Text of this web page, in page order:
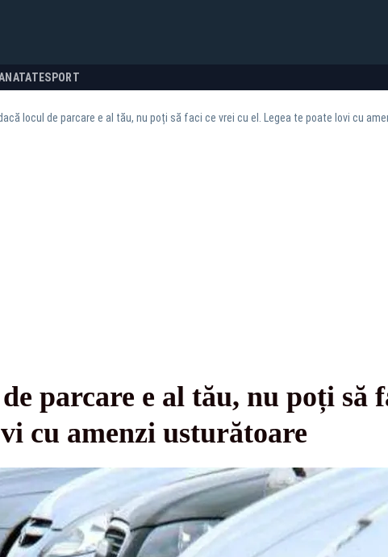
SPORT
locul de parcare e al tău, nu poți să faci ce vrei cu el. Legea te poate lovi cu
parcare e al tău, nu poți să
cu amenzi usturătoare